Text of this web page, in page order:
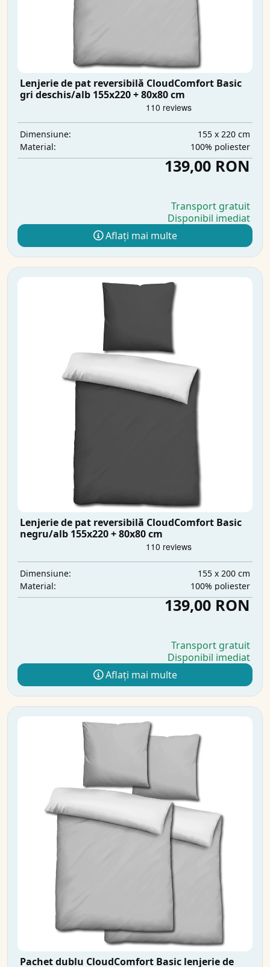
Lenjerie de pat reversibilă CloudComfort Basic
gri deschis/alb 155x220 + 80x80 cm
Dimensiune:
155 x 220 cm
Material:
100% poliester
139,00 RON
Transport gratuit
Disponibil imediat
Aflați mai multe
Lenjerie de pat reversibilă CloudComfort Basic
negru/alb 155x220 + 80x80 cm
Dimensiune:
155 x 200 cm
Material:
100% poliester
139,00 RON
Transport gratuit
Disponibil imediat
Aflați mai multe
Pachet dublu CloudComfort Basic lenjerie de